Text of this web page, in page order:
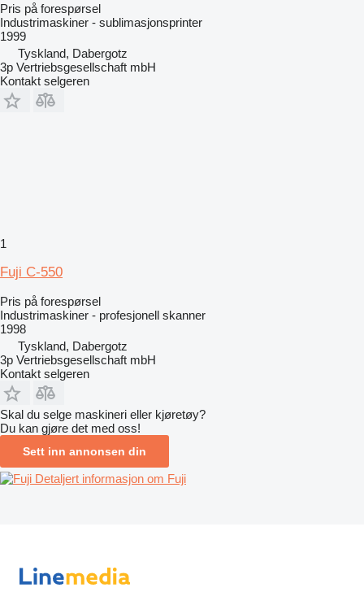
Pris på forespørsel
Industrimaskiner - sublimasjonsprinter
1999
Tyskland, Dabergotz
3p Vertriebsgesellschaft mbH
Kontakt selgeren
1
Fuji C-550
Pris på forespørsel
Industrimaskiner - profesjonell skanner
1998
Tyskland, Dabergotz
3p Vertriebsgesellschaft mbH
Kontakt selgeren
Skal du selge maskineri eller kjøretøy?
Du kan gjøre det med oss!
Sett inn annonsen din
Detaljert informasjon om Fuji